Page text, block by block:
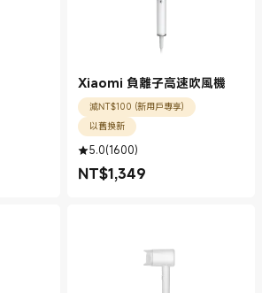
Xiaomi 負離子高速吹風機
減NT$100 (新用戶專享)
以舊換新
5.0(1600)
NT$1,349
現價 NT$1349.00